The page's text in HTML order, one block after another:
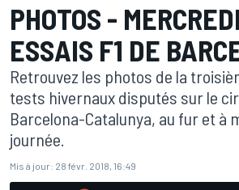
PHOTOS -
ESSAIS F1 DE
Retrouvez les photos de la
tests hivernaux disputés sur le
Barcelona-Catalunya, au fur et à
journée.
Mis à jour: 28 févr. 2018, 16:49